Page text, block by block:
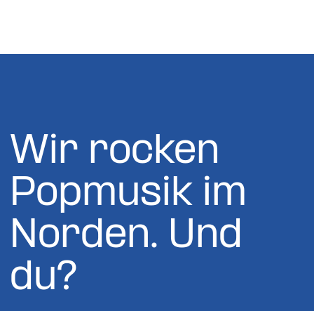
Wir rocken
Popmusik im
Norden. Und
du?